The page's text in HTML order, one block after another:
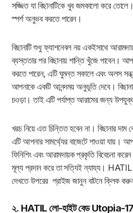
সজ্জিত যা বিছানাটিকে খুব জমকালো করে
স্পর্শ অনুভব করতে পারেন।
বিছানাটি শুধু ফ্যাশনেবল নয় একইসাথে
ব্যস্ততার পর বিছানায় শান্তি খুঁজে পাবেন।
করতে পারেন, এটি ঘুমন্ত সকালে এবং অলস
আপনাকে একটি আনন্দময় অনুভূতি দেবে।
চওড়া। তাই এটি পর্যাপ্ত আরামের জন্য
খরচ নিয়ে এত চিন্তিত হবেন না। বিছানার
এটি আপনার সামর্থ্যের বাজেটে পাওয়া যায়।
ফিনিশিং এবং আরামদায়ক প্রকৃতি বিবেচনা
মূল্য প্রদান করে তা সত্যিই ন্যায্য। HATIL
দেখতে উপরের প্রাইজ জানুন বাটনে ক্লিক
২. HATIL লো-হাইট বেড Utopia-